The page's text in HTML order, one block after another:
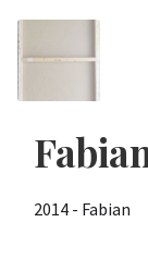
2014 - Fabian